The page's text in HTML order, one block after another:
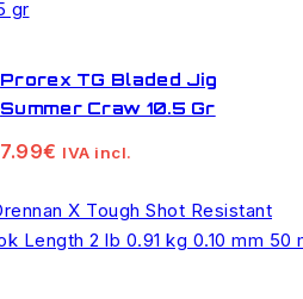
Prorex TG Bladed Jig
Summer Craw 10.5 Gr
7.99€ IVA incl.